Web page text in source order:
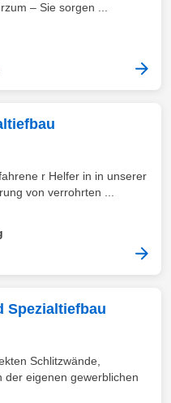
– Sie sorgen ...
r Helfer in in unserer
von verrohrten ...
Spezialtiefbau
Schlitzwände,
eigenen gewerblichen